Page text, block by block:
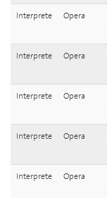
Interprete Opera
Interprete Opera
Interprete Opera
Interprete Opera
Interprete Opera